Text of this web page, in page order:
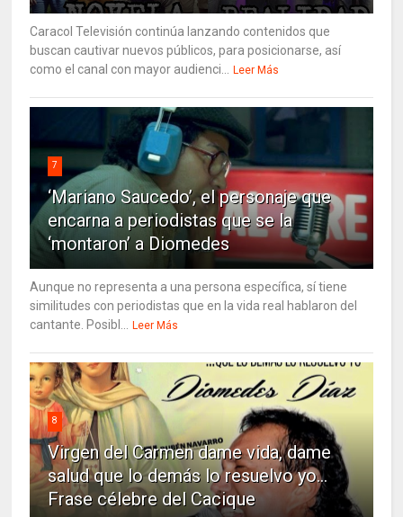
Caracol Televisión continúa lanzando contenidos que
buscan cautivar nuevos públicos, para posicionarse, así
como el canal con mayor audienci...
Leer Más
7
‘Mariano Saucedo’, el personaje que
encarna a periodistas que se la
‘montaron’ a Diomedes
Aunque no representa a una persona específica, sí tiene
similitudes con periodistas que en la vida real hablaron del
cantante. Posibl...
Leer Más
8
Virgen del Carmen dame vida, dame
salud que lo demás lo resuelvo yo…
Frase célebre del Cacique